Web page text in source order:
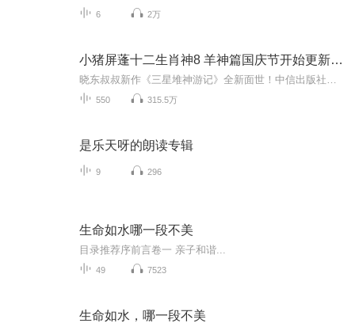
6 2万
小猪屏蓬十二生肖神8 羊神篇国庆节开始更新啦！
550 315.5万
是乐天呀的朗读专辑
9 296
生命如水哪一段不美
目录推荐序前言卷一 亲子和谐...
49 7523
生命如水，哪一段不美